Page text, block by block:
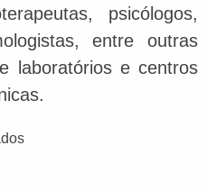
psicólogos,
entre outras
laboratórios e centros